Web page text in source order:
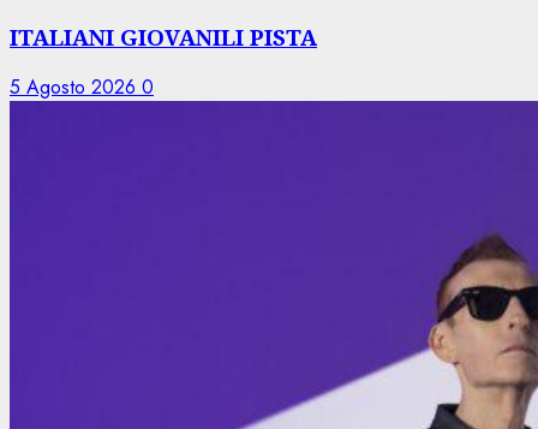
ITALIANI GIOVANILI PISTA
5 Agosto 2026 0